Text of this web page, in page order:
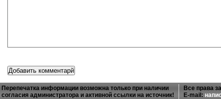
Перепечатка информации возможна только при наличии
согласия администратора и активной ссылки на источник!
Все права
E-mail: